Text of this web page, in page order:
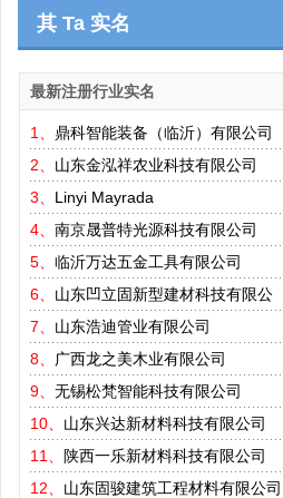
其 Ta 实名
最新注册行业实名
1、 鼎科智能装备（临沂）有限公司
2、 山东金泓祥农业科技有限公司
3、 Linyi Mayrada
4、 南京晟普特光源科技有限公司
5、 临沂万达五金工具有限公司
6、 山东凹立固新型建材科技有限公
7、 山东浩迪管业有限公司
8、
广西龙之美木业有限公司
9、 无锡松梵智能科技有限公司
10、 山东兴达新材料科技有限公司
11、
陕西一乐新材料科技有限公司
12、 山东固骏建筑工程材料有限公司